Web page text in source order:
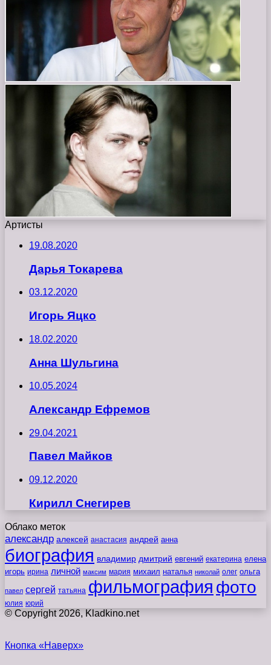
Артисты
19.08.2020
Дарья Токарева
03.12.2020
Игорь Яцко
18.02.2020
Анна Шульгина
10.05.2024
Александр Ефремов
29.04.2021
Павел Майков
09.12.2020
Кирилл Снегирев
Облако меток
александр алексей анастасия андрей анна
биография владимир дмитрий евгений екатерина елена
игорь ирина личной максим мария михаил наталья николай олег ольга
павел сергей татьяна фильмография фото
юлия юрий
© Copyright 2026, Kladkino.net
Кнопка «Наверх»